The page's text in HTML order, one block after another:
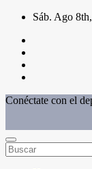
Saltar
contenido
Sáb. Ago
Conéctate con el